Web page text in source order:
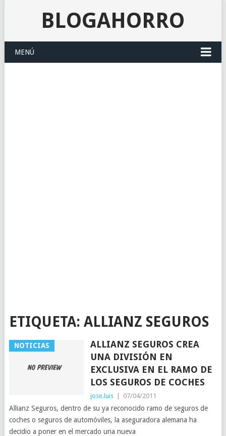
BLOGAHORRO
MENÚ
ETIQUETA: ALLIANZ SEGUROS
NOTICIAS
ALLIANZ SEGUROS CREA
UNA DIVISIÓN EN
EXCLUSIVA EN EL RAMO DE
LOS SEGUROS DE COCHES
jose.luis 07/04/2011
Allianz Seguros, dentro de su ya reconocido ramo de seguros de
coches o seguros de automóviles, la aseguradora alemana ha
decidio a poner en el mercado una nueva